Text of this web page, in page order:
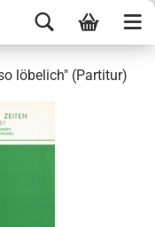
löbelich" (Partitur)